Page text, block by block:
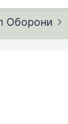
Оборони